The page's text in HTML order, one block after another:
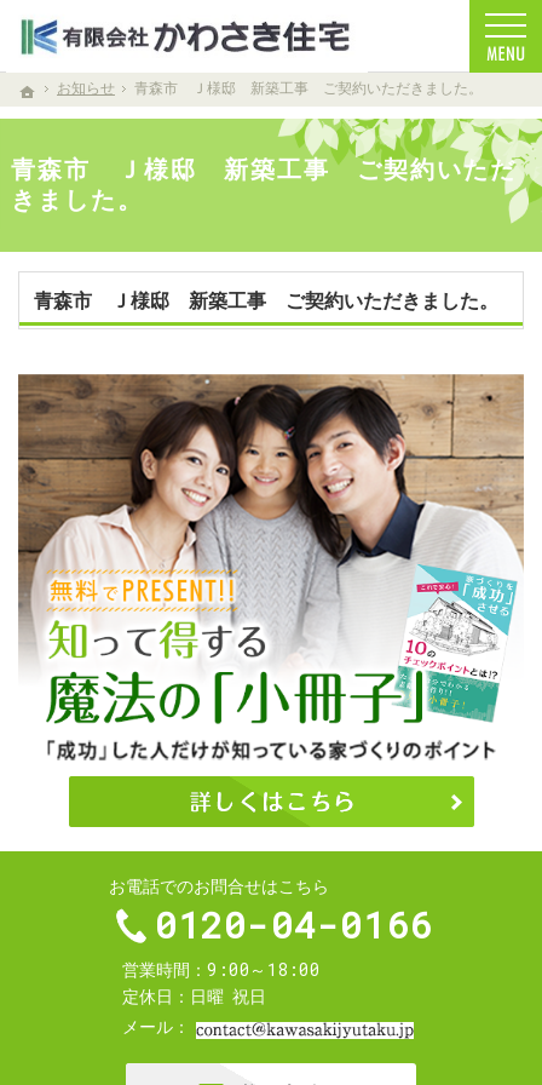
ホーム
お知らせ 青森市 Ｊ様邸 新築工事 ご契約いただきました。
青森市 Ｊ様邸 新築工事 ご契約いただ
きました。
お客様を笑顔する家づくりをします。注文住宅（青森・青森市）の工務店なら安心・信頼
注文住宅（青森・青森市）の工務店なら当店で家づくり
青森市 Ｊ様邸 新築工事 ご契約いただきました。
お電話でのお問合せはこちら
0120-04-0166
営業時間 9:00～18:00
定休日 日曜 祝日
メール